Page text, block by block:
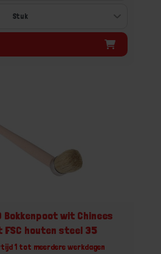
Bokkenpoot wit Chinees
houten steel 35
1 tot meerdere werkdagen